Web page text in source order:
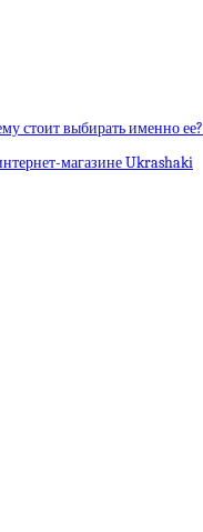
стоит выбирать именно ее?
магазине Ukrashaki